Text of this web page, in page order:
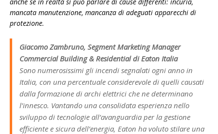
mancata manutenzione, mancanza di adeguati apparecchi di
protezione.
Giacomo Zambruno, Segment Marketing Manager
Commercial Building & Residential di Eaton Italia
Sono numerosissimi gli incendi segnalati ogni anno in
Italia, con una percentuale considerevole di quelli causati
dalla formazione di archi elettrici che ne determinano
l’innesco. Vantando una consolidata esperienza nello
sviluppo di tecnologie all’avanguardia per la gestione
efficiente e sicura dell’energia, Eaton ha voluto stilare una